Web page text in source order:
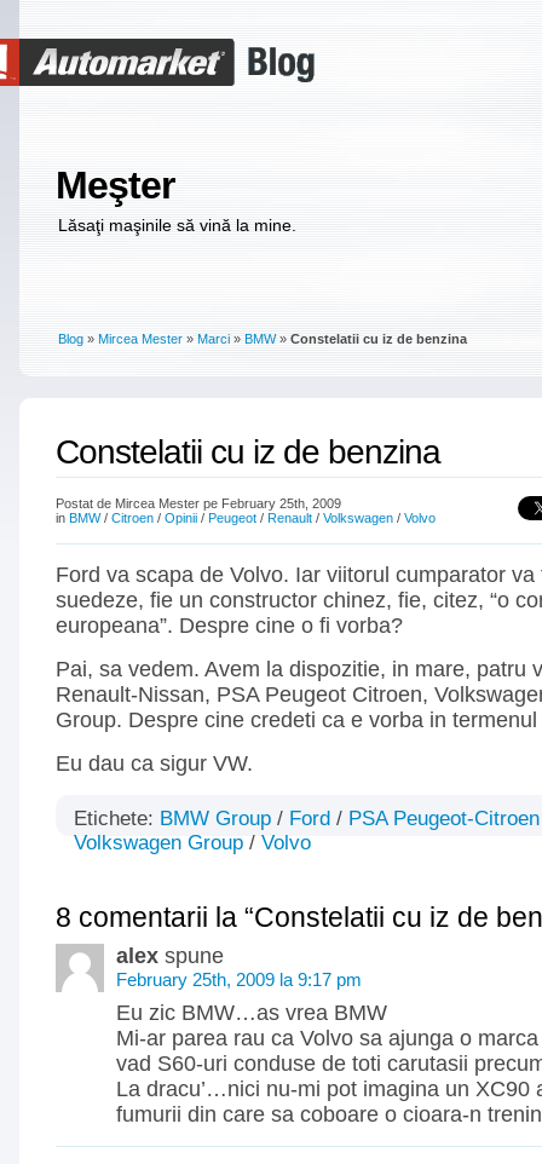
Meşter
Lăsaţi maşinile să vină la mine.
Blog » Mircea Mester » Marci » BMW» Constelatii cu iz de benzina
Constelatii cu iz de benzina
Postat de Mircea Mester pe February 25th, 2009
in BMW/ Citroen / Opinii / Peugeot / Renault / Volkswagen / Volvo
Ford va scapa de Volvo. Iar viitorul cumparator
suedeze, fie un constructor chinez, fie, citez, “o
europeana”. Despre cine o fi vorba?
Pai, sa vedem. Avem la dispozitie, in mare, patru
Renault-Nissan, PSA Peugeot Citroen,
Group. Despre cine credeti ca e vorba in
Eu dau ca sigur VW.
Etichete: BMW Group / Ford / PSA Peugeot-Citroen
Volkswagen Group / Volvo
8 comentarii la “Constelatii cu iz de
alex spune
February 25th, 2009 la 9:17 pm
Eu zic BMW…as vrea BMW
Mi-ar parea rau ca Volvo sa ajunga o
vad S60-uri conduse de toti carutasii
La dracu’…nici nu-mi pot imagina un XC90
fumurii din care sa coboare o cioara-n